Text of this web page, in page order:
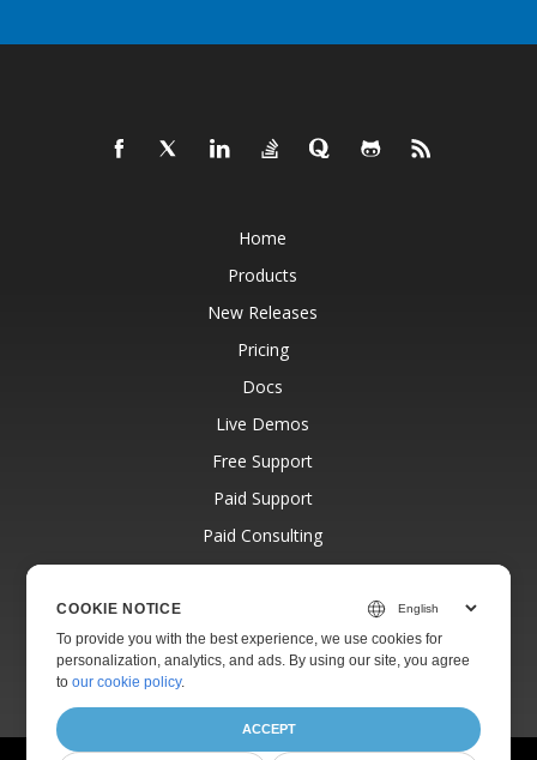
Home
Products
New Releases
Pricing
Docs
Live Demos
Free Support
Paid Support
Paid Consulting
Blog
About
COOKIE NOTICE
To provide you with the best experience, we use cookies for
personalization, analytics, and ads. By using our site, you agree
toour cookie policy.
ACCEPT